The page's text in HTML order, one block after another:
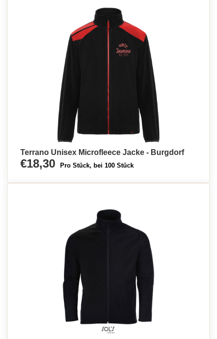
Terrano Unisex Microfleece Jacke - Burgdorf
€18,30 Pro Stück, bei 100 Stück